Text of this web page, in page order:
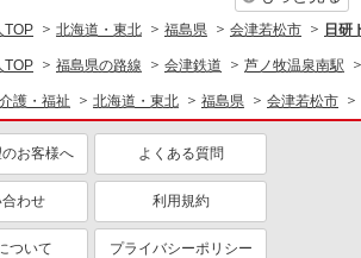
TOP 北海道・東北 福島県 会津若松市 日研
TOP 福島県の路線 会津鉄道 芦ノ牧温泉南駅
護・福祉 北海道・東北 福島県 会津若松市
お客様へ よくある質問
わせ 利用規約
ついて プライバシーポリシー